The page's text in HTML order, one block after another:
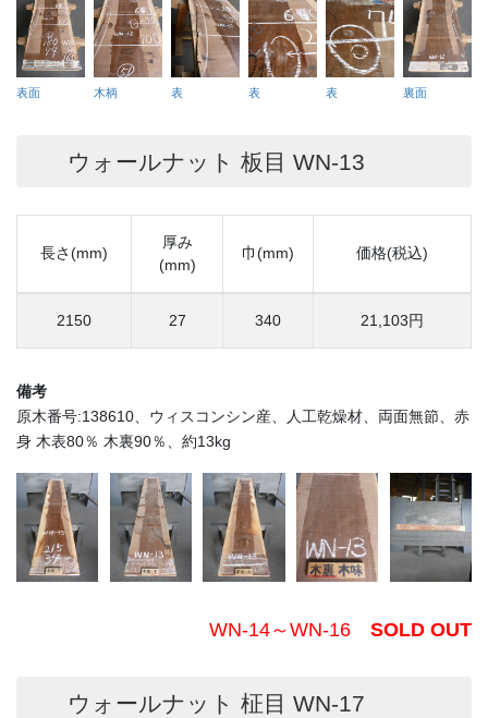
表面 木柄 表 表 表 裏面
ウォールナット 板目 WN-13
長さ(mm)
厚み
(mm)
巾(mm) 価格(税込)
2150 27 340 21,103円
備考
原木番号:138610、ウィスコンシン産、人工乾燥材、両面無節、赤
身 木表80％ 木裏90％、約13kg
WN-14～WN-16 SOLD OUT
ウォールナット 柾目 WN-17